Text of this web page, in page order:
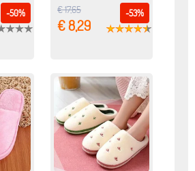
-50% -53%
€ 17,65
€ 8,29